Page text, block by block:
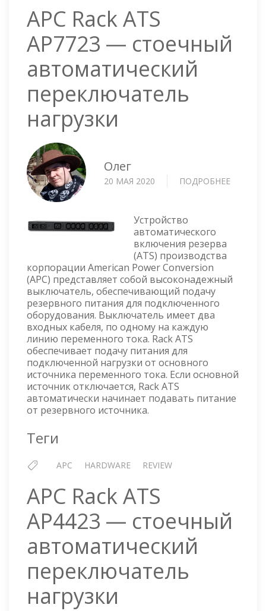
APC Rack ATS
AP7723 — стоечный
автоматический
переключатель
нагрузки
Олег
20 МАЯ 2020 ПОДРОБНЕЕ
Устройство
автоматического
включения резерва
(ATS) производства
корпорации American Power Conversion
(APC) представляет собой высоконадежный
выключатель, обеспечивающий подачу
резервного питания для подключенного
оборудования. Выключатель имеет два
входных кабеля, по одному на каждую
линию переменного тока. Rack ATS
обеспечивает подачу питания для
подключенной нагрузки от основного
источника переменного тока. Если основной
источник отключается, Rack ATS
автоматически начинает подавать питание
от резервного источника.
Теги
APC HARDWARE REVIEW
APC Rack ATS
AP4423 — стоечный
автоматический
переключатель
нагрузки